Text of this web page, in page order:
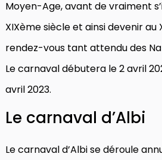
Moyen-Age, avant de vraiment
XIXème siècle et ainsi devenir au
rendez-vous tant attendu des
Le carnaval débutera le 2 avril
avril 2023.
Le carnaval d’Albi
Le carnaval d’Albi se déroule